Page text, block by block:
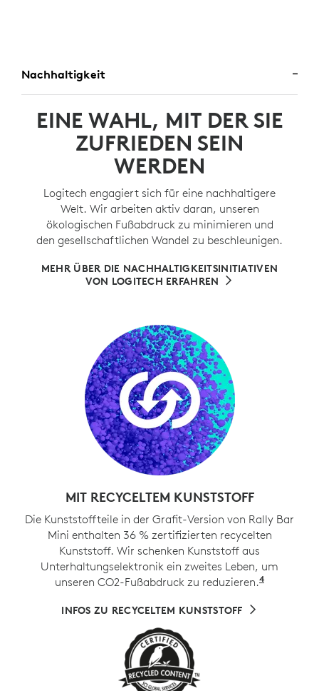
Nachhaltigkeit
EINE WAHL, MIT DER SIE
ZUFRIEDEN SEIN
WERDEN
Logitech engagiert sich für eine nachhaltigere
Welt. Wir arbeiten aktiv daran, unseren
ökologischen Fußabdruck zu minimieren und
den gesellschaftlichen Wandel zu beschleunigen.
MEHR ÜBER DIE NACHHALTIGKEITSINITIATIVEN
VON LOGITECH ERFAHREN
MIT RECYCELTEM KUNSTSTOFF
Die Kunststoffteile in der Grafit-Version von Rally Bar
Mini enthalten 36 % zertifizierten recycelten
Kunststoff. Wir schenken Kunststoff aus
Unterhaltungselektronik ein zweites Leben, um
unseren CO2-Fußabdruck zu reduzieren.4
INFOS ZU RECYCELTEM KUNSTSTOFF